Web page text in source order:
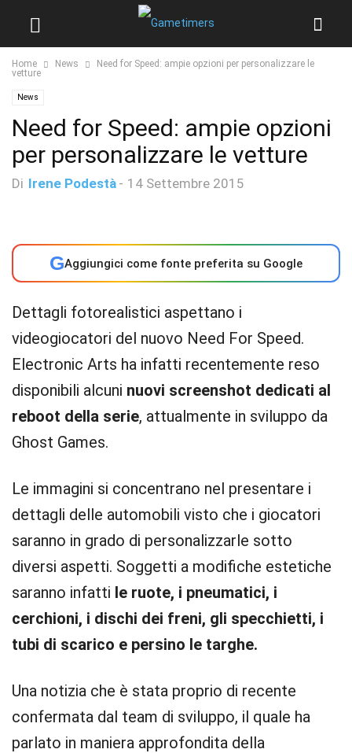
Home News
Need for Speed: ampie opzioni per personalizzare le
vetture
News
Need for Speed: ampie opzioni
per personalizzare le vetture
Di Irene Podestà - 14 Settembre 2015
GAggiungici come fonte preferita su Google
Dettagli fotorealistici aspettano i
videogiocatori del nuovo Need For Speed.
Electronic Arts ha infatti recentemente reso
disponibili alcuni nuovi screenshot dedicati al
reboot della serie, attualmente in sviluppo da
Ghost Games.
Le immagini si concentrano nel presentare i
dettagli delle automobili visto che i giocatori
saranno in grado di personalizzarle sotto
diversi aspetti. Soggetti a modifiche estetiche
saranno infatti le ruote, i pneumatici, i
cerchioni, i dischi dei freni, gli specchietti, i
tubi di scarico e persino le targhe.
Una notizia che è stata proprio di recente
confermata dal team di sviluppo, il quale ha
parlato in maniera approfondita della